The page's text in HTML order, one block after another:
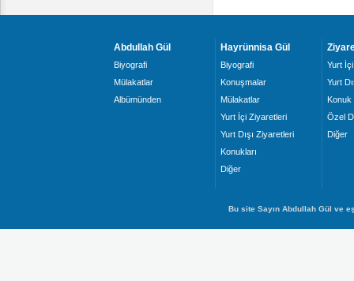
Abdullah Gül
Biyografi
Mülakatlar
Albümünden
Hayrünnisa Gül
Biyografi
Konuşmalar
Mülakatlar
Yurt İçi Ziyaretleri
Yurt Dışı Ziyaretleri
Konukları
Diğer
Yurt İçi
Yurt
Konuk
Özel
Diğer
Bu site Sayın Abdullah Gül ve